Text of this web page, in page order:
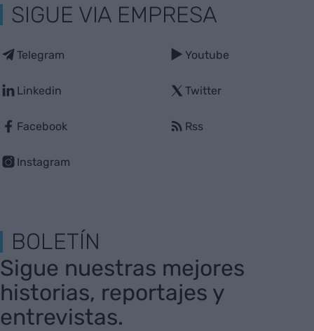
SIGUE VIA EMPRESA
Telegram
Linkedin
Facebook
Instagram
Youtube
Twitter
Rss
BOLETÍN
Sigue nuestras mejores
historias, reportajes y
entrevistas.